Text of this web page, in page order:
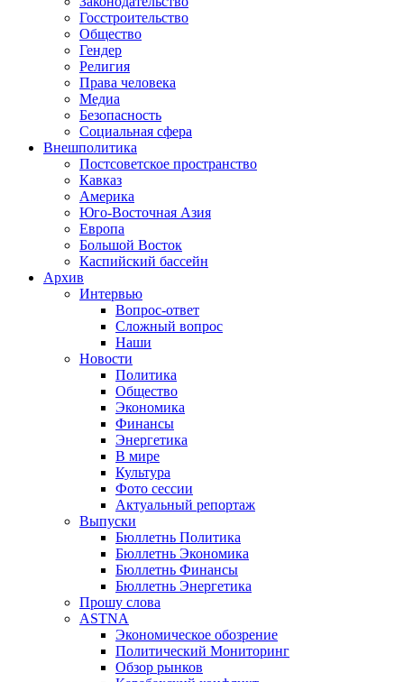
Госстроительство
Общество
Гендер
Религия
Права человека
Медиа
Безопасность
Социальная сфера
Внешполитика
Постсоветское пространство
Кавказ
Америка
Юго-Восточная Азия
Европа
Большой Восток
Каспийский бассейн
Архив
Интервью
Вопрос-ответ
Сложный вопрос
Наши
Новости
Политика
Общество
Экономика
Финансы
Энергетика
В мире
Культура
Фото сессии
Актуальный репортаж
Выпуски
Бюллетнь Политика
Бюллетнь Экономика
Бюллетнь Финансы
Бюллетнь Энергетика
Прошу слова
ASTNA
Экономическое обозрение
Политический Мониторинг
Обзор рынков